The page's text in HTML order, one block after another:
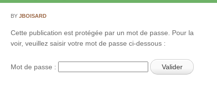
BYJBOISARD
Cette publication est protégée par un mot de passe. Pour la
voir, veuillez saisir votre mot de passe ci-dessous :
Mot de passe :